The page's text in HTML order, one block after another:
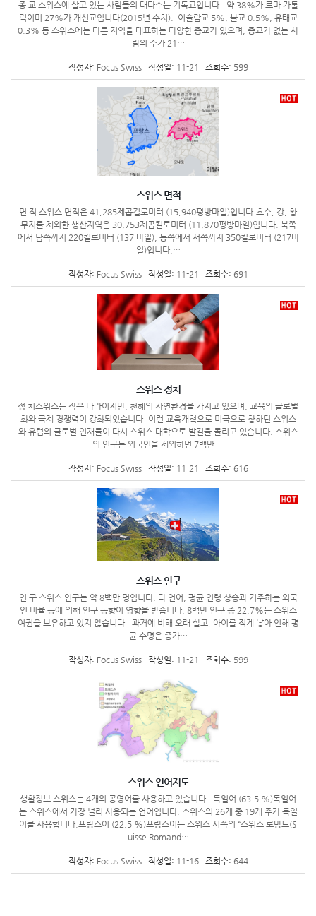
종 교 스위스에 살고 있는 사람들의 대다수는 기독교입니다. 약 38%가 로마 카톨
릭이며 27%가 개신교입니다(2015년 수치). 이슬람교 5%, 불교 0.5%, 유태교
0.3% 등 스위스에는 다른 지역을 대표하는 다양한 종교가 있으며, 종교가 없는 사
람의 수가 21…
작성자: Focus Swiss 작성일: 11-21 조회수: 599
스위스 면적
면 적 스위스 면적은 41,285제곱킬로미터 (15,940평방마일)입니다.호수, 강, 황
무지를 제외한 생산지역은 30,753제곱킬로미터 (11,870평방마일)입니다. 북쪽
에서 남쪽까지 220킬로미터 (137 마일), 동쪽에서 서쪽까지 350킬로미터 (217마
일)입니다.…
작성자: Focus Swiss 작성일: 11-21 조회수: 691
스위스 정치
정 치스위스는 작은 나라이지만, 천혜의 자연환경을 가지고 있으며, 교육의 글로벌
화와 국제 경쟁력이 강화되었습니다. 이런 교육개혁으로 미국으로 향하던 스위스
와 유럽의 글로벌 인재들이 다시 스위스 대학으로 발길을 돌리고 있습니다. 스위스
의 인구는 외국인을 제외하면 7백만 …
작성자: Focus Swiss 작성일: 11-21 조회수: 616
스위스 인구
인 구 스위스 인구는 약 8백만 명입니다. 다 언어, 평균 연령 상승과 거주하는 외국
인 비율 등에 의해 인구 동향이 영향을 받습니다. 8백만 인구 중 22.7%는 스위스
여권을 보유하고 있지 않습니다. 과거에 비해 오래 살고, 아이를 적게 낳아 인해 평
균 수명은 증가…
작성자: Focus Swiss 작성일: 11-21 조회수: 599
스위스 언어지도
생활정보 스위스는 4개의 공영어를 사용하고 있습니다. 독일어 (63.5 %)독일어
는 스위스에서 가장 널리 사용되는 언어입니다. 스위스의 26개 중 19개 주가 독일
어를 사용합니다.프랑스어 (22.5 %)프랑스어는 스위스 서쪽의 “스위스 로망드(S
uisse Romand…
작성자: Focus Swiss 작성일: 11-16 조회수: 644